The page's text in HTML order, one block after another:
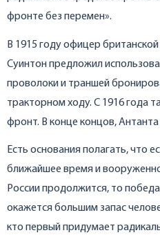
фронте без перемен».
В 1915 году офицер
Суинтон предложил
проволоки и траншей
тракторном ходу. С 1916 года
фронт. В конце концов,
Есть основания полагать, что
ближайшее время и
России продолжится, то
окажется большим запас
кто первый придумает